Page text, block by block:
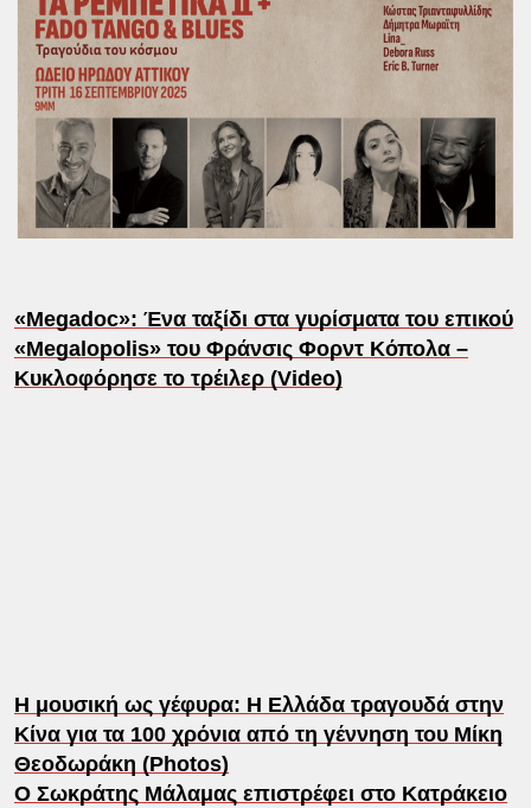
«Megadoc»: Ένα ταξίδι στα γυρίσματα του επικού
«Megalopolis» του Φράνσις Φορντ Κόπολα –
Κυκλοφόρησε το τρέιλερ (Video)
Η μουσική ως γέφυρα: Η Ελλάδα τραγουδά στην
Κίνα για τα 100 χρόνια από τη γέννηση του Μίκη
Θεοδωράκη (Photos)
Ο Σωκράτης Μάλαμας επιστρέφει στο Κατράκειο